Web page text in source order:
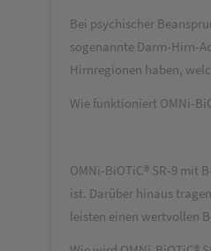
Bei psychischer
sogenannte Darm-Hirn-
Hirnregionen haben,
Wie funktioniert OMNi-
OMNi-BiOTiC® SR-9 mit
ist. Darüber hinaus
leisten einen wertvollen